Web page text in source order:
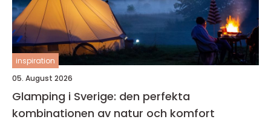
inspiration
05. August 2026
Glamping i Sverige: den perfekta
kombinationen av natur och komfort